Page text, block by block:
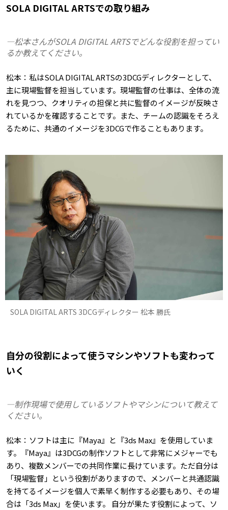
SOLA DIGITAL ARTSでの取り組み
―松本さんがSOLA DIGITAL ARTSでどんな役割を担ってい
るか教えてください。
松本：私はSOLA DIGITAL ARTSの3DCGディレクターとして、
主に現場監督を担当しています。現場監督の仕事は、全体の流
れを見つつ、クオリティの担保と共に監督のイメージが反映さ
れているかを確認することです。また、チームの認識をそろえ
るために、共通のイメージを3DCGで作ることもあります。
SOLA DIGITAL ARTS 3DCGディレクター 松本 勝氏
自分の役割によって使うマシンやソフトも変わって
いく
―制作現場で使用しているソフトやマシンについて教えて
ください。
松本：ソフトは主に『Maya』と『3ds Max』を使用していま
す。『Maya』は3DCGの制作ソフトとして非常にメジャーでも
あり、複数メンバーでの共同作業に長けています。ただ自分は
「現場監督」という役割がありますので、メンバーと共通認識
を持てるイメージを個人で素早く制作する必要もあり、その場
合は「3ds Max」を使います。 自分が果たす役割によって、ソ